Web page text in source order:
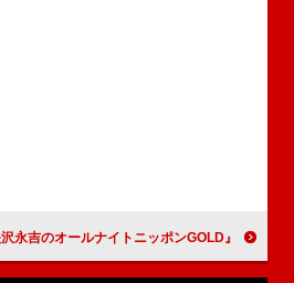
『矢沢永吉のオールナイトニッポンGOLD』放送決定、佐久間宣行がゲスト出演＆初対談